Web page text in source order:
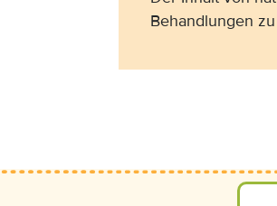
Behandlungen